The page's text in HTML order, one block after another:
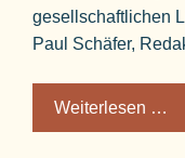
gesellschaftlichen
Paul Schäfer,
Weiterlesen …